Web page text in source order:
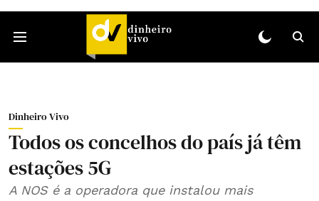
Dinheiro Vivo
Todos os concelhos do país já têm
estações 5G
A NOS é a operadora que instalou mais